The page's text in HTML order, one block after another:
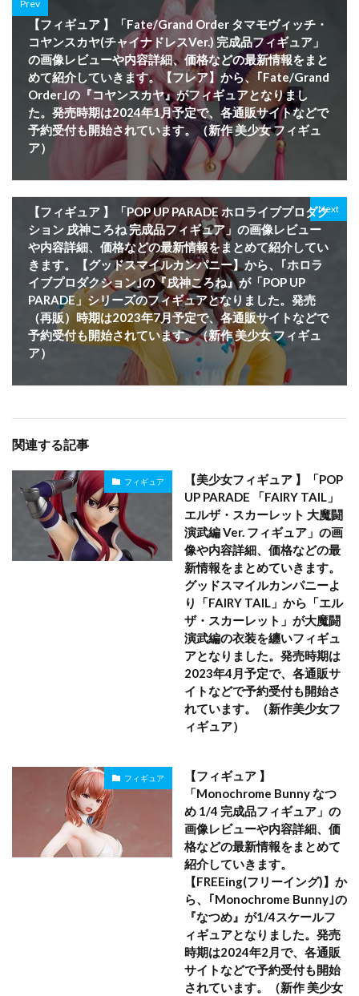
Prev
【フィギュア 】「Fate/Grand Order タマモヴィッチ・
コヤンスカヤ(チャイナドレスVer.) 完成品フィギュア」
の画像レビューや内容詳細、価格などの最新情報をまと
めて紹介していきます。【フレア】から、｢Fate/Grand
Order｣の『コヤンスカヤ』がフィギュアとなりまし
た。発売時期は2024年1月予定で、各通販サイトなどで
予約受付も開始されています。（新作 美少女 フィギュ
ア）
Next
【フィギュア 】「POP UP PARADE ホロライブプロダク
ション 戌神ころね 完成品フィギュア」の画像レビュー
や内容詳細、価格などの最新情報をまとめて紹介してい
きます。【グッドスマイルカンパニー】から、｢ホロラ
イブプロダクション｣の『戌神ころね』が「POP UP
PARADE」シリーズのフィギュアとなりました。発売
（再販）時期は2023年7月予定で、各通販サイトなどで
予約受付も開始されています。（新作 美少女 フィギュ
ア）
関連する記事
フィギュア
【美少女フィギュア 】「POP
UP PARADE 「FAIRY TAIL」
エルザ・スカーレット 大魔闘
演武編 Ver. フィギュア」の画
像や内容詳細、価格などの最
新情報をまとめていきます。
グッドスマイルカンパニーよ
り「FAIRY TAIL」から「エル
ザ・スカーレット」が大魔闘
演武編の衣装を纏いフィギュ
アとなりました。発売時期は
2023年4月予定で、各通販サ
イトなどで予約受付も開始さ
れています。（新作美少女フ
ィギュア）
フィギュア
【フィギュア 】
「Monochrome Bunny なつ
め 1/4 完成品フィギュア」の
画像レビューや内容詳細、価
格などの最新情報をまとめて
紹介していきます。
【FREEing(フリーイング)】か
ら、｢Monochrome Bunny｣の
『なつめ』が1/4スケールフ
ィギュアとなりました。発売
時期は2024年2月で、各通販
サイトなどで予約受付も開始
されています。（新作 美少女